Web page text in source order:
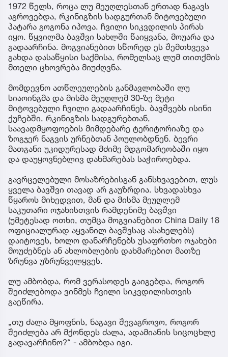
1972 წელს, როცა ლუ მეუღლესთან ერთად ნაგავს
აგროვებდა, რკინიგზის სადგურთან მიტოვებული
პატარა გოგონა იპოვა. ჩვილი სიკვდილის პირას
იყო. წყვილმა ბავშვი სახლში წაიყვანა, მოუარა და
გადაარჩინა. მოგვიანებით სწორედ ეს შემთხვევა
გახდა დასაწყისი საქმისა, რომელსაც ლუმ თითქმის
მთელი ცხოვრება მიუძღვნა.
მომდევნო ათწლეულების განმავლობაში ლუ
სიაოინგმა და მისმა მეუღლემ 30-ზე მეტი
მიტოვებული ჩვილი გადაარჩინეს. ბავშვებს ისინი
ქუჩებში, რკინიგზის სადგურებთან,
საავადმყოფოების მიმდებარე ტერიტორიაზე და
ზოგჯერ ნაგვის ურნებთან პოულობდნენ. ბევრი
მათგანი უკიდურესად მძიმე მდგომარეობაში იყო
და დაუყოვნებლივ დახმარებას საჭიროებდა.
გავრცელებული მოსაზრებისგან განსხვავებით, ლუს
ყველა ბავშვი თავად არ გაუზრდია. სხვადასხვა
წყაროს მიხედვით, მან და მისმა მეუღლემ
საკუთარი ოჯახისთვის რამდენიმე ბავშვი
(უმეტესად ოთხი, თუმცა მოგვიანებით China Daily 18
ოფიციალურად აყვანილ ბავშვსაც ასახელებს)
დაიტოვეს, ხოლო დანარჩენებს უსაფრთხო ოჯახები
მოუძებნეს ან ახლობლების დახმარებით მათზე
ზრუნვა უზრუნველყვეს.
ლუ ამბობდა, რომ ვერასოდეს გაიგებდა, როგორ
შეიძლებოდა ვინმეს ჩვილი სიკვდილისთვის
გაეწირა.
„თუ ძალა მყოფნის, ნაგავი შევაგროვო, როგორ
შეიძლება არ მქონდეს ძალა, ადამიანის სიცოცხლე
გადავარჩინო?“ - ამბობდა იგი.